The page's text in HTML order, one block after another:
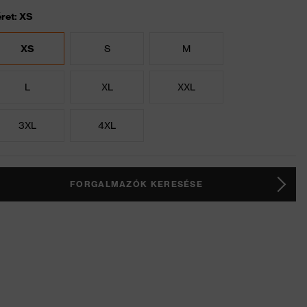
XS
XS S M
L XL XXL
3XL 4XL
FORGALMAZÓK KERESÉSE